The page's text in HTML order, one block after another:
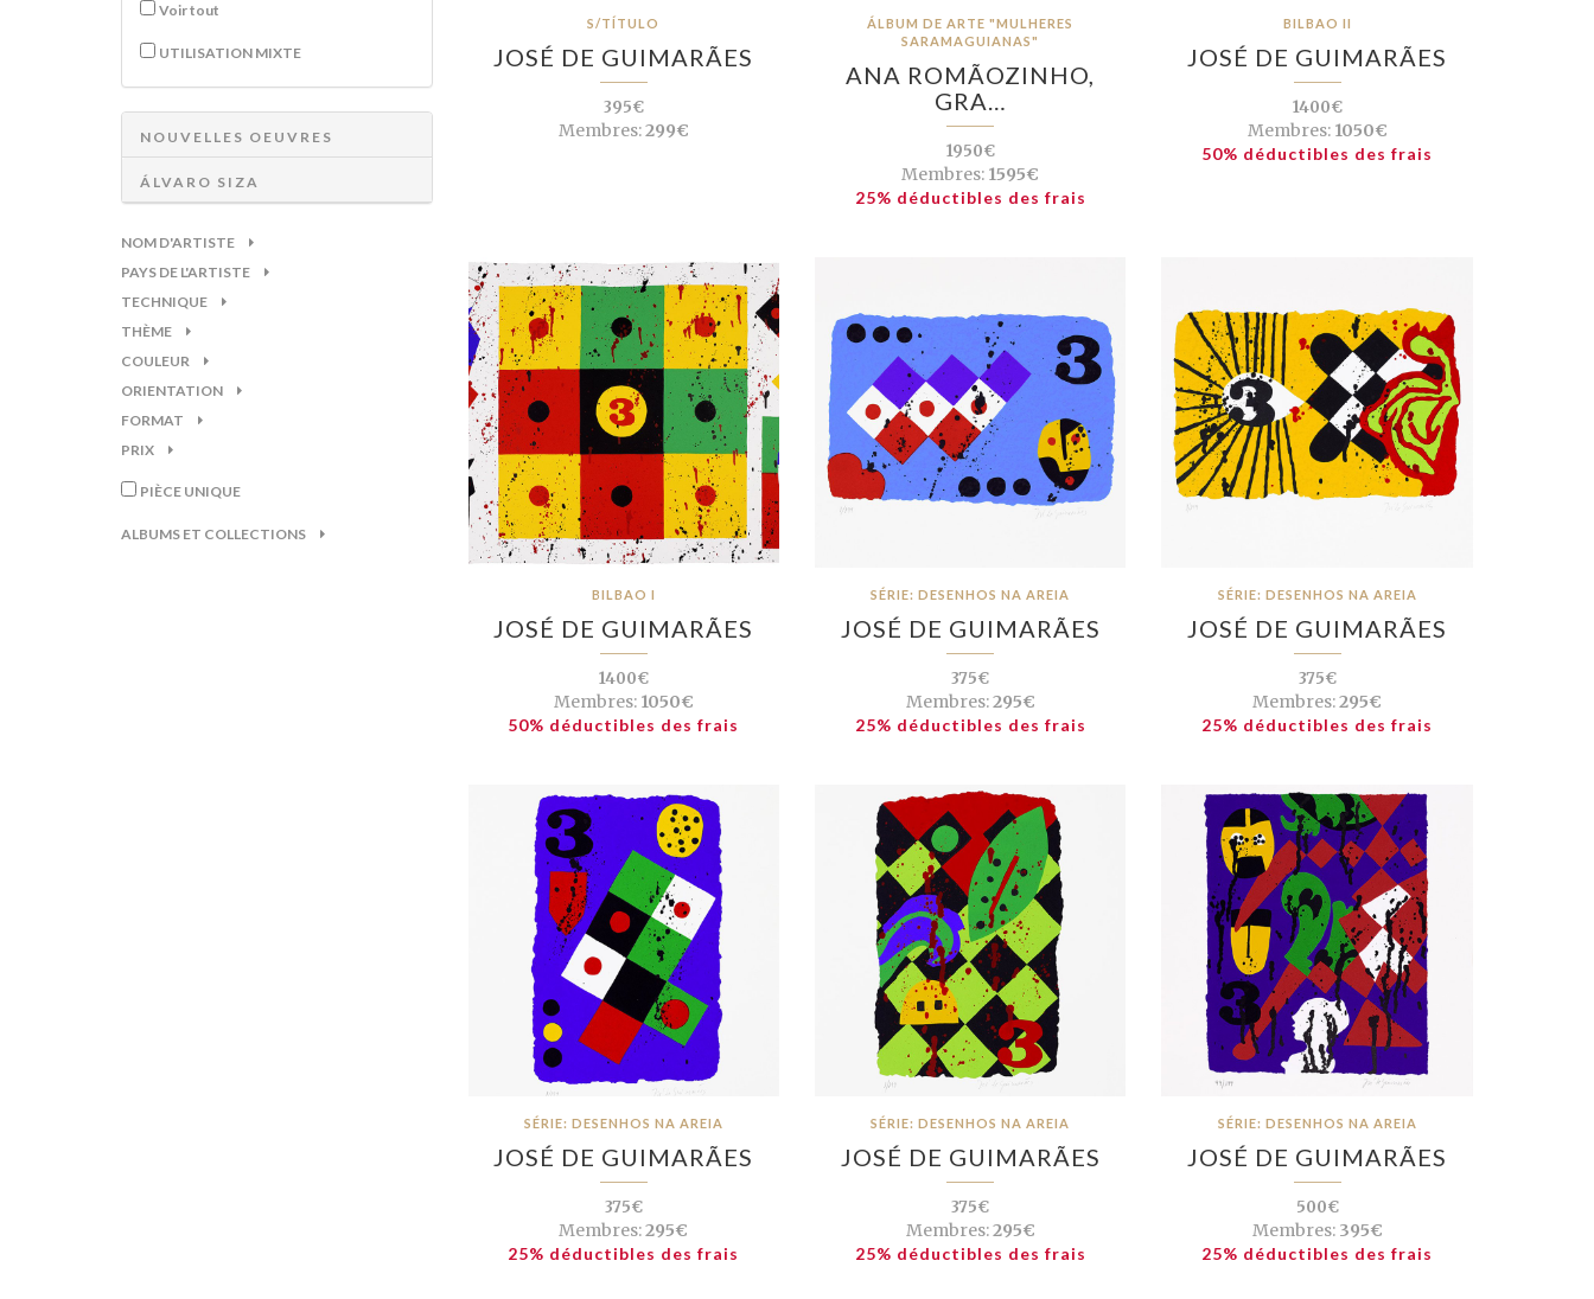
Voir tout
UTILISATION MIXTE
NOUVELLES OEUVRES
ÁLVARO SIZA
NOM D'ARTISTE
PAYS DE L'ARTISTE
TECHNIQUE
THÈME
COULEUR
ORIENTATION
FORMAT
PRIX
PIÈCE UNIQUE
ALBUMS ET COLLECTIONS
S/TÍTULO
JOSÉ DE GUIMARÃES
395€
Membres:299€
ÁLBUM DE ARTE "MULHERES
SARAMAGUIANAS"
ANA ROMÃOZINHO,
GRA…
1950€
Membres: 1595€
25% déductibles des frais
BILBAO II
JOSÉ DE GUIMARÃES
1400€
Membres:1050€
50% déductibles des frais
BILBAO I
JOSÉ DE GUIMARÃES
1400€
Membres:1050€
50% déductibles des frais
SÉRIE: DESENHOS NA AREIA
JOSÉ DE GUIMARÃES
375€
Membres:295€
25% déductibles des frais
SÉRIE: DESENHOS NA AREIA
JOSÉ DE GUIMARÃES
375€
Membres:295€
25% déductibles des frais
SÉRIE: DESENHOS NA AREIA
JOSÉ DE GUIMARÃES
375€
Membres:295€
25% déductibles des frais
SÉRIE: DESENHOS NA AREIA
JOSÉ DE GUIMARÃES
375€
Membres:295€
25% déductibles des frais
SÉRIE: DESENHOS NA AREIA
JOSÉ DE GUIMARÃES
500€
Membres:395€
25% déductibles des frais